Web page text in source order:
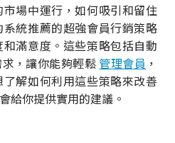
場中運行，如何吸引和留住
統推薦的超強會員行銷策略
滿意度。這些策略包括自動
，讓你能夠輕鬆 管理會員 ，
解如何利用這些策略來改善
給你提供實用的建議。